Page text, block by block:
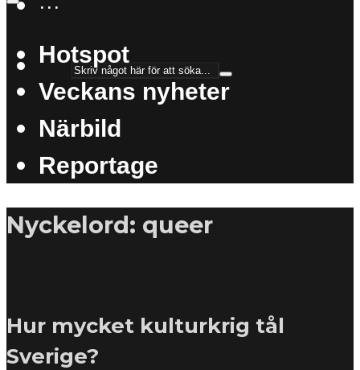
···
Hotspot
Veckans nyheter
Närbild
Reportage
Nyckelord: queer
Hur mycket kulturkrig tål
Sverige?